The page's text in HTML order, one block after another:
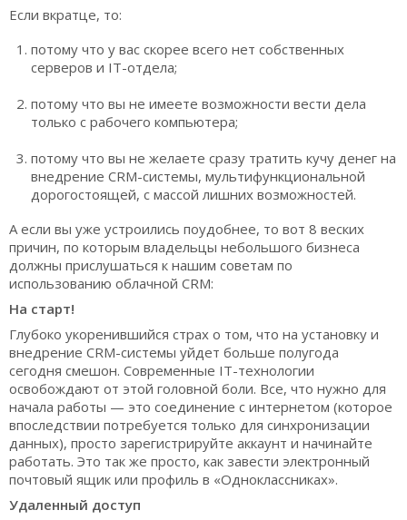
Если вкратце, то:
потому что у вас скорее всего нет собственных
серверов и IT-отдела;
потому что вы не имеете возможности вести дела
только с рабочего компьютера;
потому что вы не желаете сразу тратить кучу денег на
внедрение CRM-системы, мультифункциональной
дорогостоящей, с массой лишних возможностей.
А если вы уже устроились поудобнее, то вот 8 веских
причин, по которым владельцы небольшого бизнеса
должны прислушаться к нашим советам по
использованию облачной CRM:
На старт!
Глубоко укоренившийся страх о том, что на установку и
внедрение CRM-системы уйдет больше полугода
сегодня смешон. Современные IT-технологии
освобождают от этой головной боли. Все, что нужно для
начала работы — это соединение с интернетом (которое
впоследствии потребуется только для синхронизации
данных), просто зарегистрируйте аккаунт и начинайте
работать. Это так же просто, как завести электронный
почтовый ящик или профиль в «Одноклассниках».
Удаленный доступ